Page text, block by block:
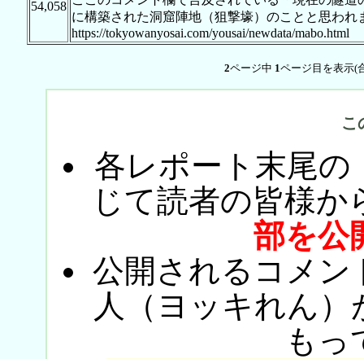
54,058
に構築された洞窟陣地（狙撃壕）のことと思われ
https://tokyowanyosai.com/yousai/newdata/mabo.html
2ページ中 1ページ目を表示(
こ
各レポート末尾の
じて読者の皆様か
部を公
公開されるコメン
人（ヨッキれん
もっ